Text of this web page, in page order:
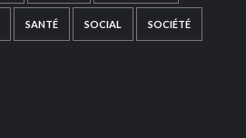
SANTÉ SOCIAL SOCIÉTÉ